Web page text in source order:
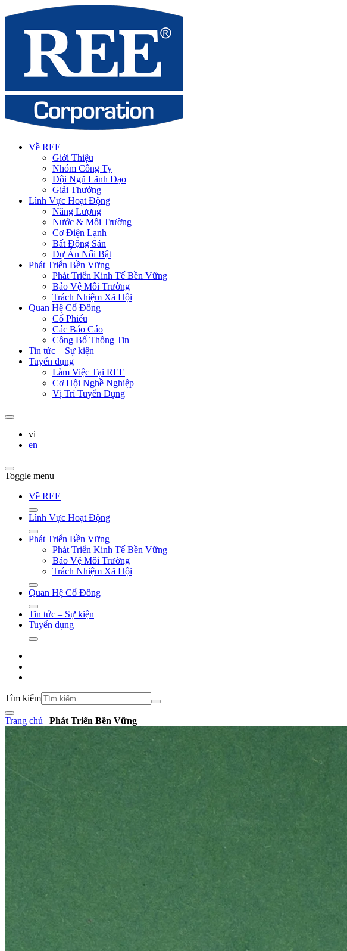
Về REE
Giới Thiệu
Nhóm Công Ty
Đội Ngũ Lãnh Đạo
Giải Thưởng
Lĩnh Vực Hoạt Động
Năng Lượng
Nước & Môi Trường
Cơ Điện Lạnh
Bất Động Sản
Dự Án Nổi Bật
Phát Triển Bền Vững
Phát Triển Kinh Tế Bền Vững
Bảo Vệ Môi Trường
Trách Nhiệm Xã Hội
Quan Hệ Cổ Đông
Cổ Phiếu
Các Báo Cáo
Công Bố Thông Tin
Tin tức – Sự kiện
Tuyển dụng
Làm Việc Tại REE
Cơ Hội Nghề Nghiệp
Vị Trí Tuyển Dụng
vi
en
Toggle menu
Về REE
Lĩnh Vực Hoạt Động
Phát Triển Bền Vững
Phát Triển Kinh Tế Bền Vững
Bảo Vệ Môi Trường
Trách Nhiệm Xã Hội
Quan Hệ Cổ Đông
Tin tức – Sự kiện
Tuyển dụng
Tìm kiếm
Trang chủ | Phát Triển Bền Vững